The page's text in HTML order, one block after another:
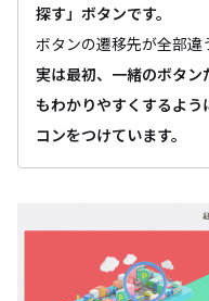
探す」ボタンです。
ボタンの遷移先が全部違
実は最初、一緒のボタ
もわかりやすくするよ
コンをつけています。